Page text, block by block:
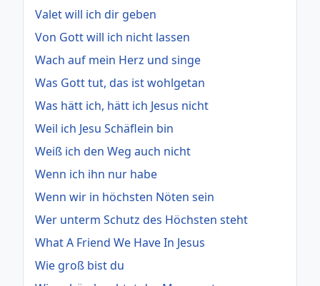
Valet will ich dir geben
Von Gott will ich nicht lassen
Wach auf mein Herz und singe
Was Gott tut, das ist wohlgetan
Was hätt ich, hätt ich Jesus nicht
Weil ich Jesu Schäflein bin
Weiß ich den Weg auch nicht
Wenn ich ihn nur habe
Wenn wir in höchsten Nöten sein
Wer unterm Schutz des Höchsten steht
What A Friend We Have In Jesus
Wie groß bist du